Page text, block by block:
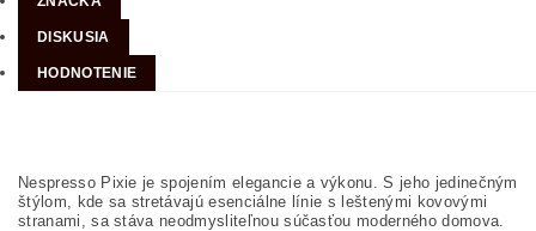
DISKUSIA
HODNOTENIE
Nespresso Pixie je spojením elegancie a výkonu. S jeho jedinečným
štýlom, kde sa stretávajú esenciálne línie s leštenými kovovými
stranami, sa stáva neodmysliteľnou súčasťou moderného domova.